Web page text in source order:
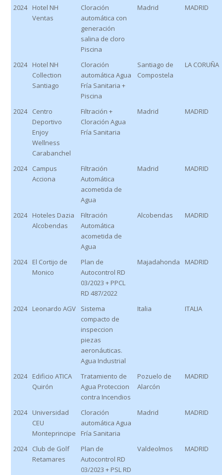
2024 Hotel NH
Ventas
Cloración
automática con
generación
salina de cloro
Piscina
Madrid MADRID
2024 Hotel NH
Collection
Santiago
Cloración
automática Agua
Fría Sanitaria +
Piscina
Santiago de
Compostela
LA CORUÑA
2024 Centro
Deportivo
Enjoy
Wellness
Carabanchel
Filtración +
Cloración Agua
Fría Sanitaria
Madrid MADRID
2024 Campus
Acciona
Filtración
Automática
acometida de
Agua
Madrid MADRID
2024 Hoteles Dazia
Alcobendas
Filtración
Automática
acometida de
Agua
Alcobendas MADRID
2024 El Cortijo de
Monico
Plan de
Autocontrol RD
03/2023 + PPCL
RD 487/2022
Majadahonda MADRID
2024 Leonardo AGV
Sistema
compacto de
inspeccion
piezas
aeronáuticas.
Agua Industrial
Italia ITALIA
2024 Edificio ATICA
Quirón
Tratamiento de
Agua Proteccion
contra Incendios
Pozuelo de
Alarcón
MADRID
2024 Universidad
CEU
Monteprincipe
Cloración
automática Agua
Fría Sanitaria
Madrid MADRID
2024 Club de Golf
Retamares
Plan de
Autocontrol RD
03/2023 + PSL RD
Valdeolmos MADRID